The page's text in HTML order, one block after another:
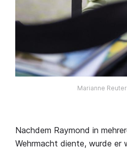
Marianne
Nachdem Raymond in
Wehrmacht diente, wurde er